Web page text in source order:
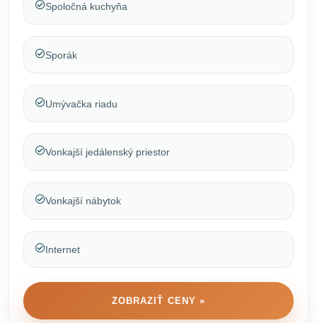
Spoločná kuchyňa
Sporák
Umývačka riadu
Vonkajší jedálenský priestor
Vonkajší nábytok
Internet
ZOBRAZIŤ CENY »